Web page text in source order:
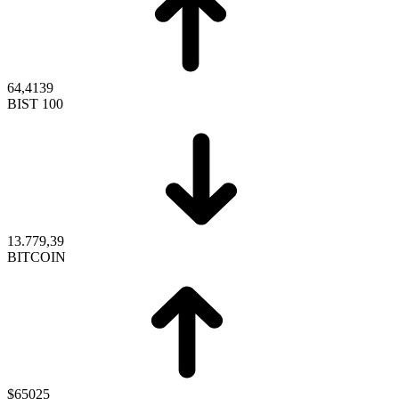
64,4139
BIST 100
13.779,39
BITCOIN
$65025